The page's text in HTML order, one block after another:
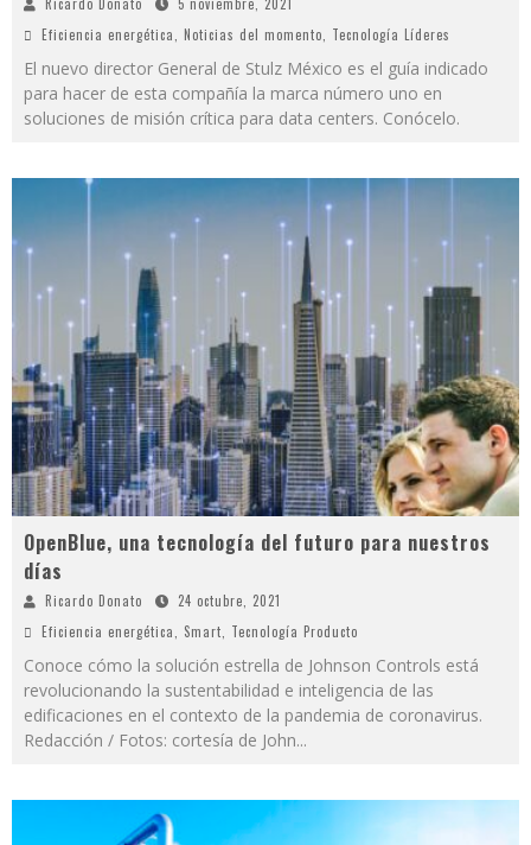
Eficiencia energética
Noticias del momento Tecnología Líderes
El nuevo director General de Stulz México es el guía indicado
para hacer de esta compañía la marca número uno en
soluciones de misión crítica para data centers. Conócelo.
OpenBlue, una tecnología del futuro para nuestros
días
Ricardo Donato
24 octubre, 2021
Eficiencia energética
Smart Tecnología Producto
Conoce cómo la solución estrella de Johnson Controls está
revolucionando la sustentabilidad e inteligencia de las
edificaciones en el contexto de la pandemia de coronavirus.
Redacción / Fotos: cortesía de John...